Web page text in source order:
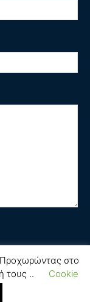
Προχωρώντας στο
τους ..
Cookie